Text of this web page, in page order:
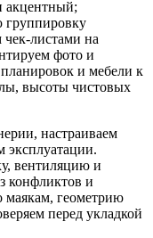
акцентный;
группировку
листами на
фото и
и мебели к
высоты чистовых
настраиваем
эксплуатации.
вентиляцию и
конфликтов и
маякам, геометрию
перед укладкой